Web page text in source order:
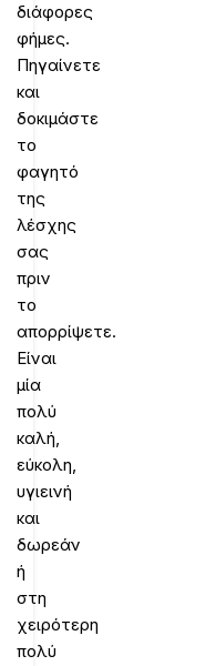
διάφορες
φήμες.
Πηγαίνετε
και
δοκιμάστε
το
φαγητό
της
λέσχης
σας
πριν
το
απορρίψετε.
Είναι
μία
πολύ
καλή,
εύκολη,
υγιεινή
και
δωρεάν
ή
στη
χειρότερη
πολύ